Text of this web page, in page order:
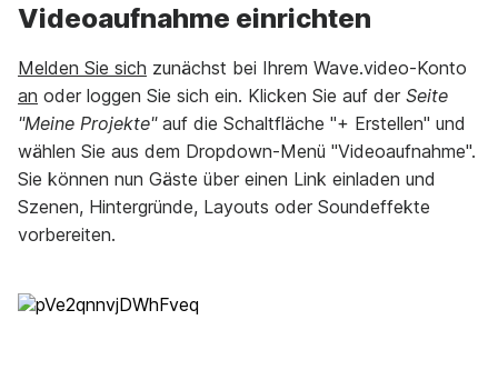
Videoaufnahme einrichten
Melden Sie sich zunächst bei Ihrem Wave.video-Konto
an oder loggen Sie sich ein. Klicken Sie auf der Seite
"Meine Projekte"auf die Schaltfläche "+ Erstellen" und
wählen Sie aus dem Dropdown-Menü "Videoaufnahme".
Sie können nun Gäste über einen Link einladen und
Szenen, Hintergründe, Layouts oder Soundeffekte
vorbereiten.